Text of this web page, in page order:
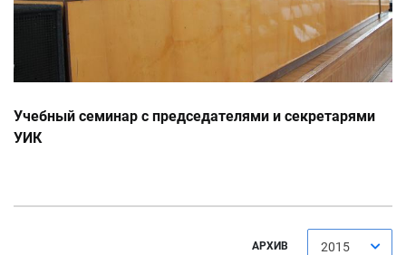
Учебный семинар с председателями и секретарями
УИК
АРХИВ 2015